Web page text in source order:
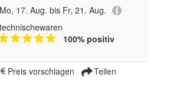
Mo, 17. Aug. bis Fr, 21. Aug.
technischewaren
100% positiv
Preis vorschlagen Teilen